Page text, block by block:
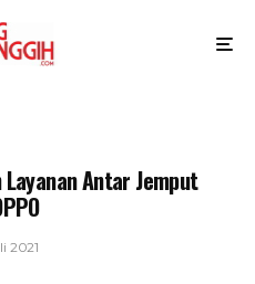
Antar Jemput
2021